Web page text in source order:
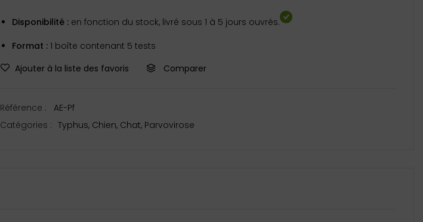
Disponibilité : en fonction du stock, livré sous 1 à 5 jours ouvrés.
Format : 1 boîte contenant 5 tests
Ajouter à la liste des favoris
Comparer
Référence :
AE-Pf
Catégories : Typhus, Chien, Chat, Parvovirose